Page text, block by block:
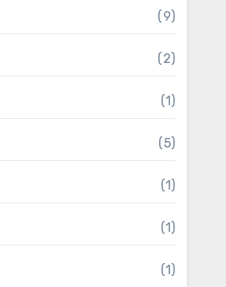
(9)
(2)
(1)
(5)
(1)
(1)
(1)